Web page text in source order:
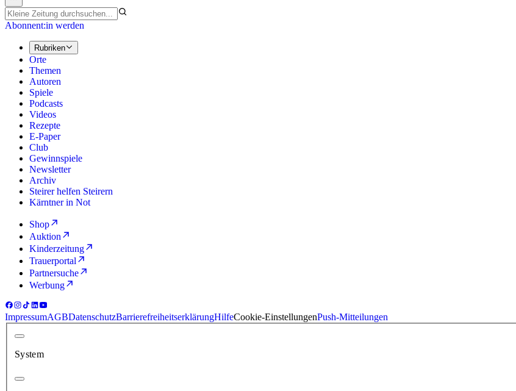
Abonnent:in werden
Rubriken
Orte
Themen
Autoren
Spiele
Podcasts
Videos
Rezepte
E-Paper
Club
Gewinnspiele
Newsletter
Archiv
Steirer helfen Steirern
Kärntner in Not
Shop
Auktion
Kinderzeitung
Trauerportal
Partnersuche
Werbung
ImpressumAGBDatenschutzBarrierefreiheitserklärungHilfeCookie-EinstellungenPush-Mitteilungen
System